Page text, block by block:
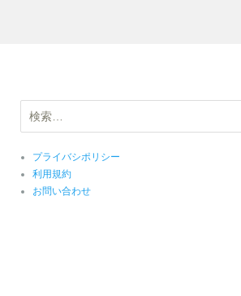
索:
プライバシポリシー
利用規約
お問い合わせ